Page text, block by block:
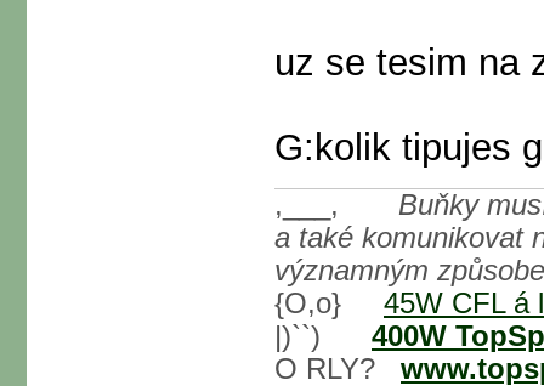
uz se tesim na
G:kolik tipujes
,___, Buňky
a také komunikovat
významným
{O,o} 45W CFL á
|)``) 400W
O RLY?